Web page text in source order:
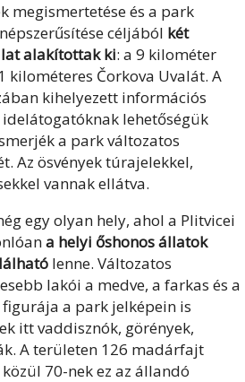
megismertetése és a park
céljából két
alakítottak ki: a 9 kilométer
kilométeres Čorkova Uvalát. A
kihelyezett információs
lehetőségük
a park változatos
Az ösvények túrajelekkel,
vannak ellátva.
egy olyan hely, ahol a Plitvicei
a helyi őshonos állatok
lenne. Változatos
lakói a medve, a farkas és a
a park jelképein is
itt vaddisznók, görények,
A területen 126 madárfajt
70-nek ez az állandó